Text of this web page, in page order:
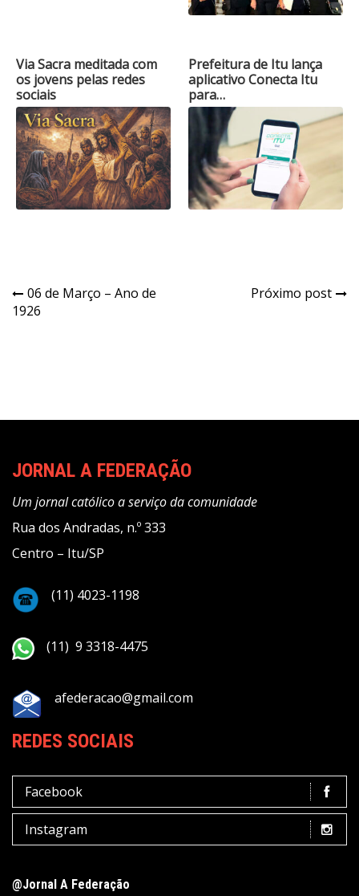
Via Sacra meditada com
os jovens pelas redes
sociais
Prefeitura de Itu lança
aplicativo Conecta Itu
para…
Navegação
de
06 de Março – Ano de
1926
Próximo post
JORNAL A FEDERAÇÃO
Um jornal católico a serviço da comunidade
Rua dos Andradas, n.º 333
Centro – Itu/SP
(11) 4023-1198
(11) 9 3318-4475
afederacao@gmail.com
REDES SOCIAIS
Facebook
Instagram
@Jornal A Federação